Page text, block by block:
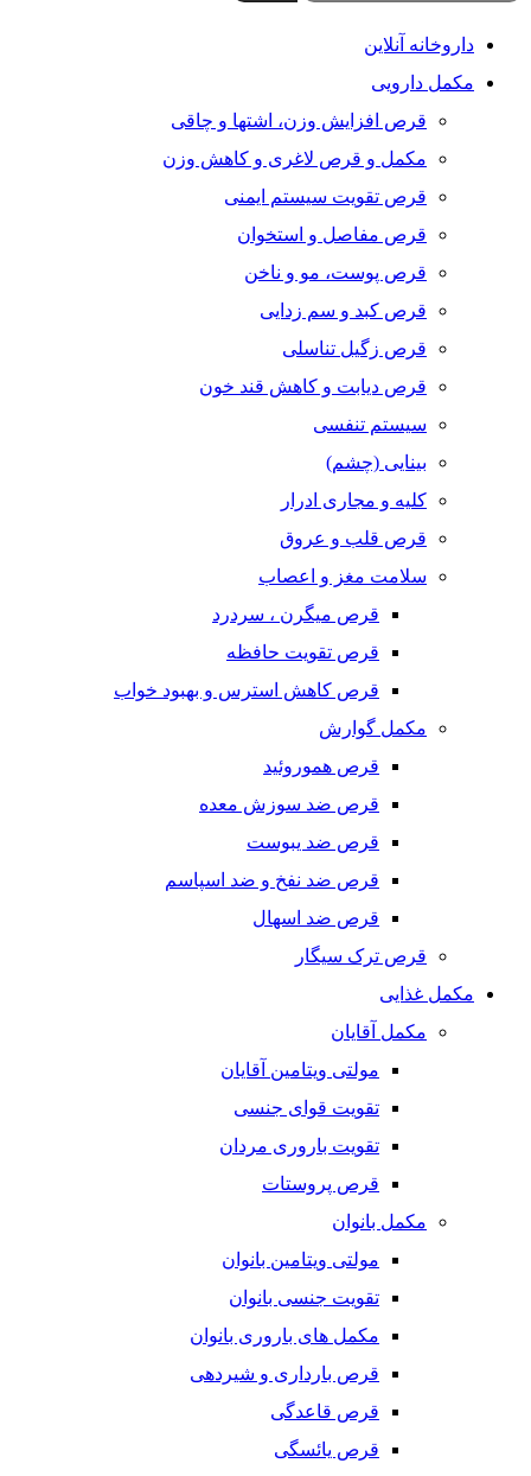
داروخانه آنلاین
مکمل دارویی
قرص افزایش وزن، اشتها و چاقی
مکمل و قرص لاغری و کاهش وزن
قرص تقویت سیستم ایمنی
قرص مفاصل و استخوان
قرص پوست، مو و ناخن
قرص کبد و سم زدایی
قرص زگیل تناسلی
قرص دیابت و کاهش قند خون
سیستم تنفسی
بینایی (چشم)
کلیه و مجاری ادرار
قرص قلب و عروق
سلامت مغز و اعصاب
قرص میگرن ، سردرد
قرص تقویت حافظه
قرص کاهش استرس و بهبود خواب
مکمل گوارش
قرص هموروئید
قرص ضد سوزش معده
قرص ضد یبوست
قرص ضد نفخ و ضد اسپاسم
قرص ضد اسهال
قرص ترک سیگار
مکمل غذایی
مکمل آقایان
مولتی ویتامین آقایان
تقویت قوای جنسی
تقویت باروری مردان
قرص پروستات
مکمل بانوان
مولتی ویتامین بانوان
تقویت جنسی بانوان
مکمل های باروری بانوان
قرص بارداری و شیردهی
قرص قاعدگی
قرص یائسگی